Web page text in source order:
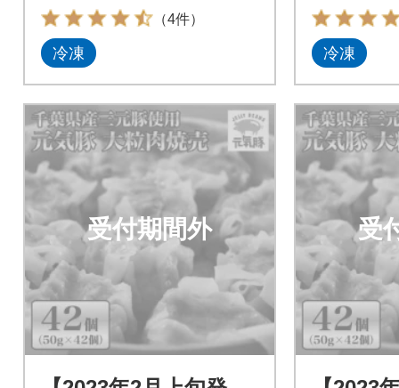
（4件）
冷凍 冷凍
受付期間外 受